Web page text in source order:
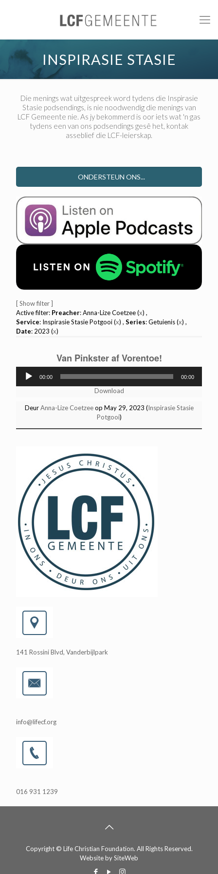
INSPIRASIE STASIE
Die menings wat uitgespreek word tydens die Inspirasie
Stasie podsendings, is nie noodwendig die menings van
LCF Gemeente nie. As jy bekommerd is oor iets wat 'n gas
tydens een van ons podsendings gesê het, kontak
asseblief die LCF-leierskap.
ONDERSTEUN ONS...
[ Show filter ]
Active filter: Preacher: Anna-Lize Coetzee (x) ,
Service: Inspirasie Stasie Potgooi (x) , Series: Getuienis (x) ,
Date: 2023 (x)
Van Pinkster af Vorentoe!
Player
00:00 00:00
Download
DeurAnna-Lize Coetzeeop May 29, 2023 (Inspirasie Stasie
Potgooi)
141 Rossini Blvd, Vanderbijlpark
info@lifecf.org
016 931 1239
Copyright © Life Christian Foundation. All Rights Reserved.
Website bySiteWeb